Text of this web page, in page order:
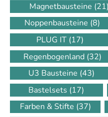
Magnetbausteine (21)
Noppenbausteine (8)
PLUG IT (17)
Regenbogenland (32)
U3 Bausteine (43)
Bastelsets (17)
Farben & Stifte (37)